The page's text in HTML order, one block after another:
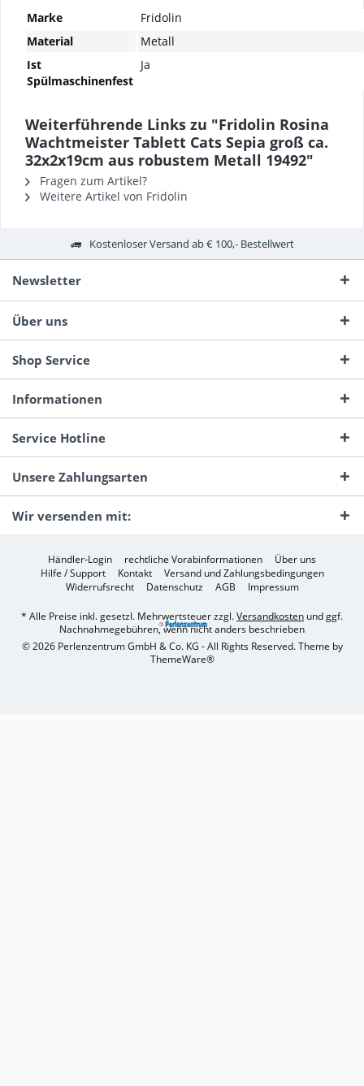
Marke
Fridolin
Material
Metall
Ist
Spülmaschinenfest
Ja
Weiterführende Links zu "Fridolin Rosina
Wachtmeister Tablett Cats Sepia groß ca.
32x2x19cm aus robustem Metall 19492"
Fragen zum Artikel?
Weitere Artikel von Fridolin
Kostenloser Versand ab € 100,- Bestellwert
Newsletter
Über uns
Shop Service
Informationen
Service Hotline
Unsere Zahlungsarten
Wir versenden mit:
Händler-Login rechtliche Vorabinformationen
Über uns
Hilfe / Support
Kontakt
Versand und Zahlungsbedingungen
Widerrufsrecht
Datenschutz AGB Impressum
* Alle Preise inkl. gesetzl. Mehrwertsteuer zzgl.Versandkosten und ggf.
Nachnahmegebühren, wenn nicht anders beschrieben
© 2026 Perlenzentrum GmbH & Co. KG - All Rights Reserved. Theme by
ThemeWare®